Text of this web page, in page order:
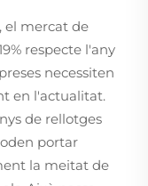
el mercat de
respecte l'any
necessiten
en l'actualitat.
de rellotges
portar
la meitat de